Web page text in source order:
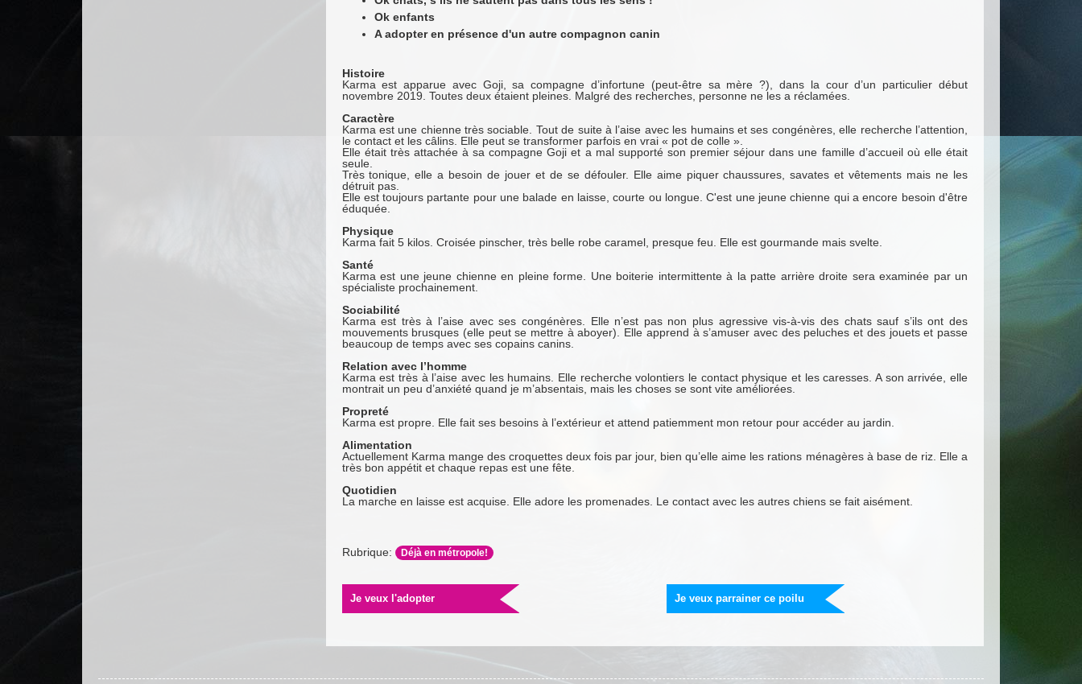
Ok enfants
A adopter en présence d'un autre compagnon canin
Histoire
Karma est apparue avec Goji, sa compagne d’infortune (peut-être sa mère ?), dans la cour d’un particulier début
novembre 2019. Toutes deux étaient pleines. Malgré des recherches, personne ne les a réclamées.
Caractère
Karma est une chienne très sociable. Tout de suite à l’aise avec les humains et ses congénères, elle recherche l’attention,
le contact et les câlins. Elle peut se transformer parfois en vrai « pot de colle ».
Elle était très attachée à sa compagne Goji et a mal supporté son premier séjour dans une famille d’accueil où elle était
seule.
Très tonique, elle a besoin de jouer et de se défouler. Elle aime piquer chaussures, savates et vêtements mais ne les
détruit pas.
Elle est toujours partante pour une balade en laisse, courte ou longue. C'est une jeune chienne qui a encore besoin d'être
éduquée.
Physique
Karma fait 5 kilos. Croisée pinscher, très belle robe caramel, presque feu. Elle est gourmande mais svelte.
Santé
Karma est une jeune chienne en pleine forme. Une boiterie intermittente à la patte arrière droite sera examinée par un
spécialiste prochainement.
Sociabilité
Karma est très à l’aise avec ses congénères. Elle n’est pas non plus agressive vis-à-vis des chats sauf s’ils ont des
mouvements brusques (elle peut se mettre à aboyer). Elle apprend à s’amuser avec des peluches et des jouets et passe
beaucoup de temps avec ses copains canins.
Relation avec l’homme
Karma est très à l’aise avec les humains. Elle recherche volontiers le contact physique et les caresses. A son arrivée, elle
montrait un peu d’anxiété quand je m’absentais, mais les choses se sont vite améliorées.
Propreté
Karma est propre. Elle fait ses besoins à l’extérieur et attend patiemment mon retour pour accéder au jardin.
Alimentation
Actuellement Karma mange des croquettes deux fois par jour, bien qu’elle aime les rations ménagères à base de riz. Elle a
très bon appétit et chaque repas est une fête.
Quotidien
La marche en laisse est acquise. Elle adore les promenades. Le contact avec les autres chiens se fait aisément.
Rubrique: Déjà en métropole!
Je veux l'adopter Je veux parrainer ce poilu